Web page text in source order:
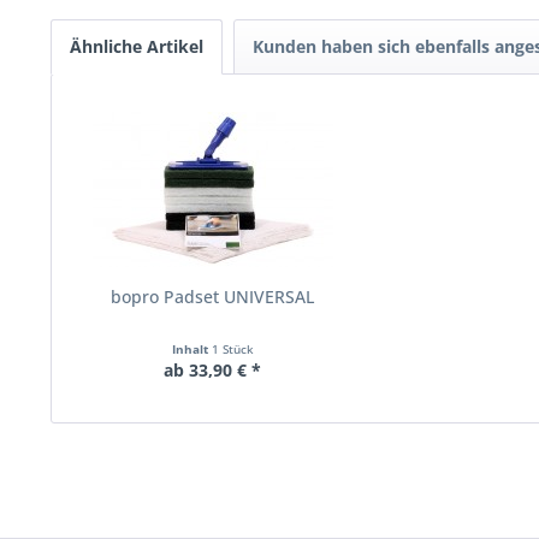
Ähnliche Artikel Kunden haben sich ebenfalls
bopro Padset UNIVERSAL
Inhalt 1 Stück
ab 33,90 € *